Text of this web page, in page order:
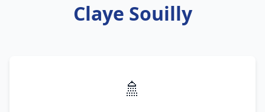
Claye Souilly
🚿